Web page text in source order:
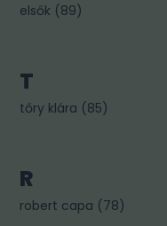
elsők (89)
T
tőry klára (85)
R
robert capa (78)